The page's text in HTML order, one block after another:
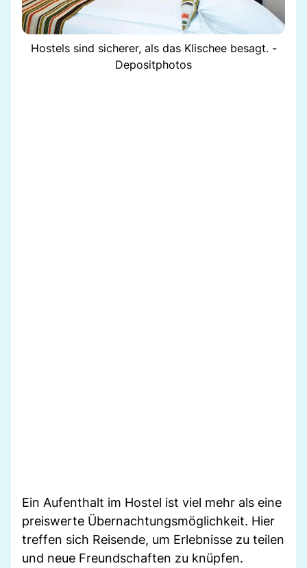
Hostels sind sicherer, als das Klischee besagt. -
Depositphotos
Ein Aufenthalt im Hostel ist viel mehr als eine
preiswerte Übernachtungsmöglichkeit. Hier
treffen sich Reisende, um Erlebnisse zu teilen
und neue Freundschaften zu knüpfen.